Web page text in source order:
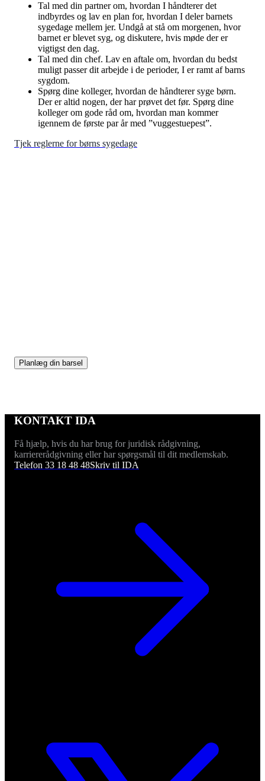
Tal med din partner om, hvordan I håndterer det
indbyrdes og lav en plan for, hvordan I deler barnets
sygedage mellem jer. Undgå at stå om morgenen, hvor
barnet er blevet syg, og diskutere, hvis møde der er
vigtigst den dag.
Tal med din chef. Lav en aftale om, hvordan du bedst
muligt passer dit arbejde i de perioder, I er ramt af barns
sygdom.
Spørg dine kolleger, hvordan de håndterer syge børn.
Der er altid nogen, der har prøvet det før. Spørg dine
kolleger om gode råd om, hvordan man kommer
igennem de første par år med ”vuggestuepest”.
Tjek reglerne for børns sygedage
Planlæg din barsel
KONTAKT IDA
Få hjælp, hvis du har brug for juridisk rådgivning,
karriererådgivning eller har spørgsmål til dit medlemskab.
Telefon 33 18 48 48Skriv til IDA